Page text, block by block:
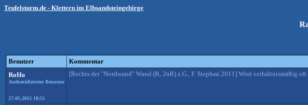
Teufelsturm.de - Klettern im Elbsandsteingebirge
Benutzer Kommentar
RoHo
Authentifizierter Benutzer
27.05.2015 18:55
[Rechts der "Nordwand" Wand (R, 2nR) z.G., F. Stephan 2011] Wird verhältnismäßig oft